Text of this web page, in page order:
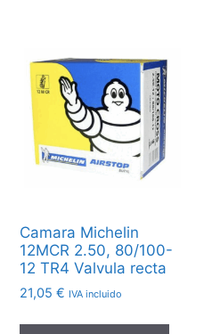
Camara Michelin
12MCR 2.50, 80/100-
12 TR4 Valvula recta
21,05 € IVA incluido